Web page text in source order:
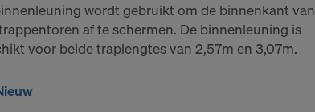
wordt gebruikt om de binnenkant van
af te schermen. De binnenleuning is
voor beide traplengtes van 2,57m en 3,07m.
om uw persoonsgegevens naar
toestemming te allen tijde voor